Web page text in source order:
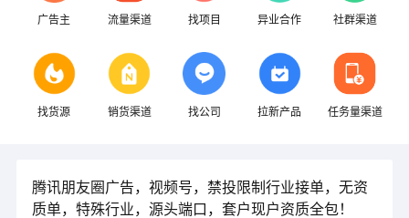
广告主 流量渠道 找项目 异业合作 社群渠道
找货源 销货渠道 找公司 拉新产品 任务量渠道
腾讯朋友圈广告，视频号，禁投限制行业接单，无资
质单，特殊行业，源头端口，套户现户资质全包！